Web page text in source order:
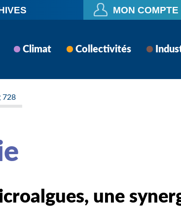
MON COMPTE
Climat Collectivités
728
une